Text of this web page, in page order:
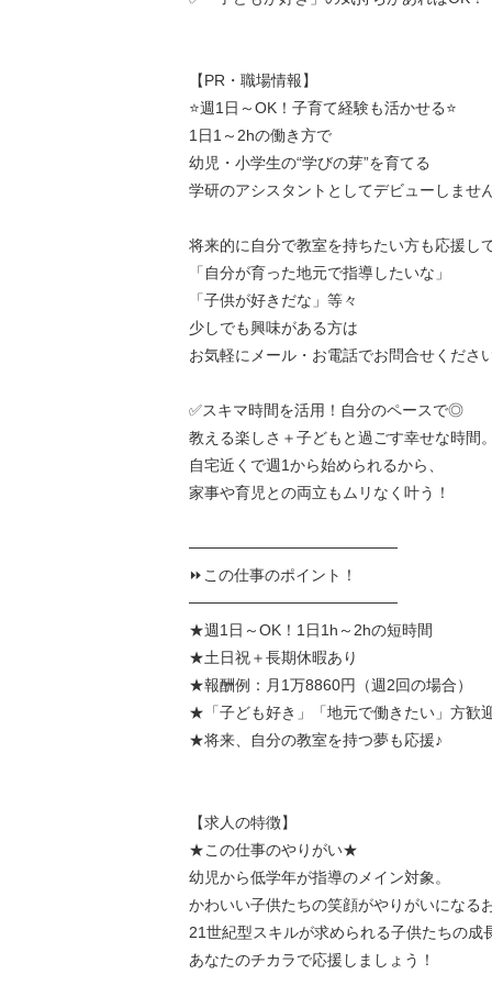
【PR・職場情報】
⭐週1日～OK！子育て経験も活かせる⭐
1日1～2hの働き方で
幼児・小学生の“学びの芽”を育てる
学研のアシスタントとしてデビューしませ
将来的に自分で教室を持ちたい方も応援し
「自分が育った地元で指導したいな」
「子供が好きだな」等々
少しでも興味がある方は
お気軽にメール・お電話でお問合せください
✅スキマ時間を活用！自分のペースで◎
教える楽しさ＋子どもと過ごす幸せな時間。
自宅近くで週1から始められるから、
家事や育児との両立もムリなく叶う！
───────────────────
⏩この仕事のポイント！
───────────────────
★週1日～OK！1日1h～2hの短時間
★土日祝＋長期休暇あり
★報酬例：月1万8860円（週2回の場合）
★「子ども好き」「地元で働きたい」方歓
★将来、自分の教室を持つ夢も応援♪
【求人の特徴】
★この仕事のやりがい★
幼児から低学年が指導のメイン対象。
かわいい子供たちの笑顔がやりがいになる
21世紀型スキルが求められる子供たちの成
あなたのチカラで応援しましょう！